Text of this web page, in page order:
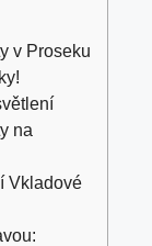
v Proseku
na
Vkladové